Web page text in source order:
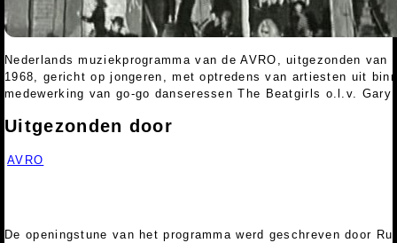
Nederlands muziekprogramma van de AVRO, uitgezonden
1968, gericht op jongeren, met optredens van artiesten uit
medewerking van go-go danseressen The Beatgirls o.l.v. Gary
Uitgezonden door
AVRO
De openingstune van het programma werd geschreven door